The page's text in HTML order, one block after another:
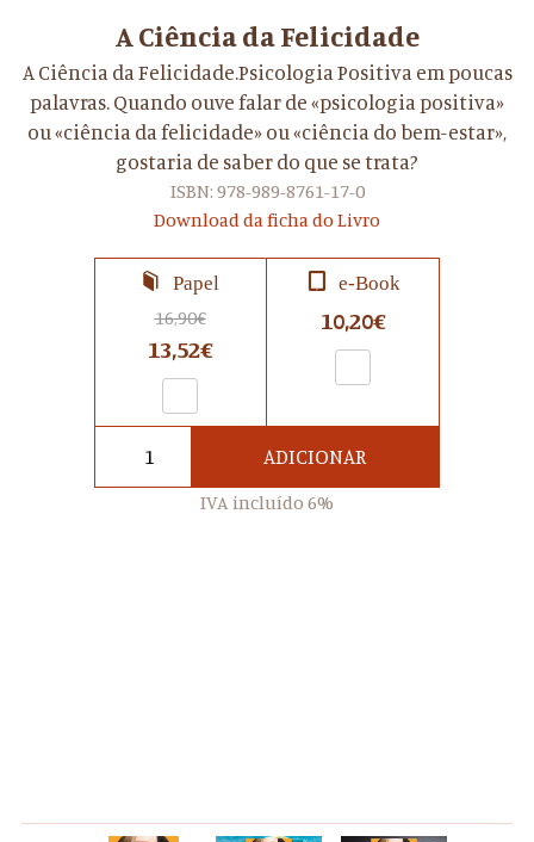
A Ciência da Felicidade
A Ciência da Felicidade.Psicologia Positiva em poucas
palavras. Quando ouve falar de «psicologia positiva»
ou «ciência da felicidade» ou «ciência do bem-estar»,
gostaria de saber do que se trata?
ISBN: 978-989-8761-17-0
Download da ficha do Livro
Papel
16,90€
13,52€
e-Book
10,20€
ADICIONAR
IVA incluído 6%